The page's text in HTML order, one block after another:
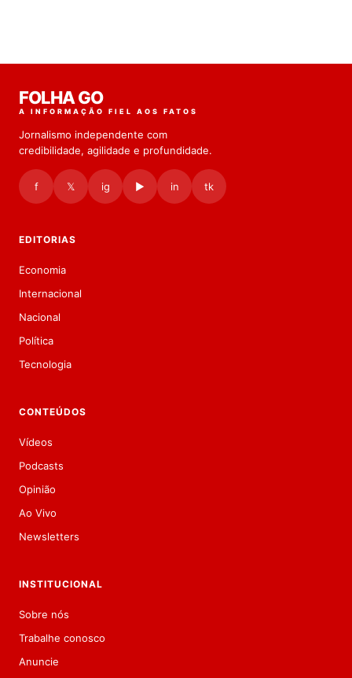
FOLHA GO
A INFORMAÇÃO FIEL AOS FATOS
Jornalismo independente com
credibilidade, agilidade e profundidade.
f 𝕏 ig ▶ in tk
EDITORIAS
Economia
Internacional
Nacional
Política
Tecnologia
CONTEÚDOS
Vídeos
Podcasts
Opinião
Ao Vivo
Newsletters
INSTITUCIONAL
Sobre nós
Trabalhe conosco
Anuncie